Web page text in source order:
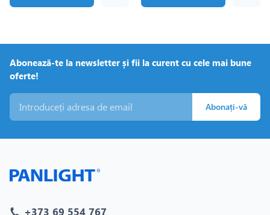
Abonează-te la newsletter și fii la curent cu cele mai bune
oferte!
Abonați-vă
+373 69 554 767